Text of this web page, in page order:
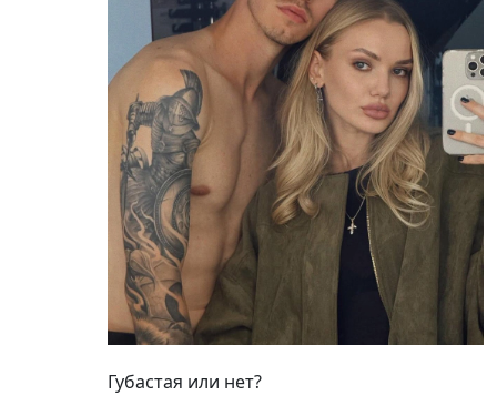
Губастая или нет?